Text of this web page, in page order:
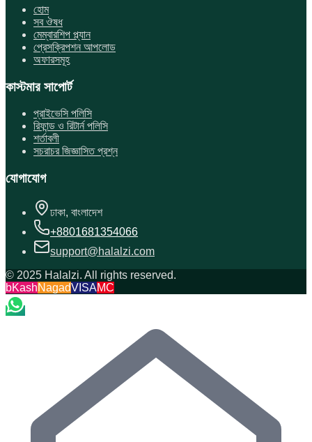
হোম
সব ঔষধ
মেম্বারশিপ প্ল্যান
প্রেসক্রিপশন আপলোড
অফারসমূহ
কাস্টমার সাপোর্ট
প্রাইভেসি পলিসি
রিফান্ড ও রিটার্ন পলিসি
শর্তাবলী
সচরাচর জিজ্ঞাসিত প্রশ্ন
যোগাযোগ
ঢাকা, বাংলাদেশ
+8801681354066
support@halalzi.com
© 2025 Halalzi. All rights reserved.
bKashNagadVISAMC